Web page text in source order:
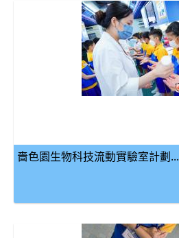
嗇色園生物科技流動實驗室計劃...